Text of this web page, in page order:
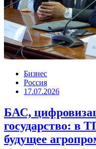
Бизнес
Россия
17.07.2026
БАС,
государство: в
будущее